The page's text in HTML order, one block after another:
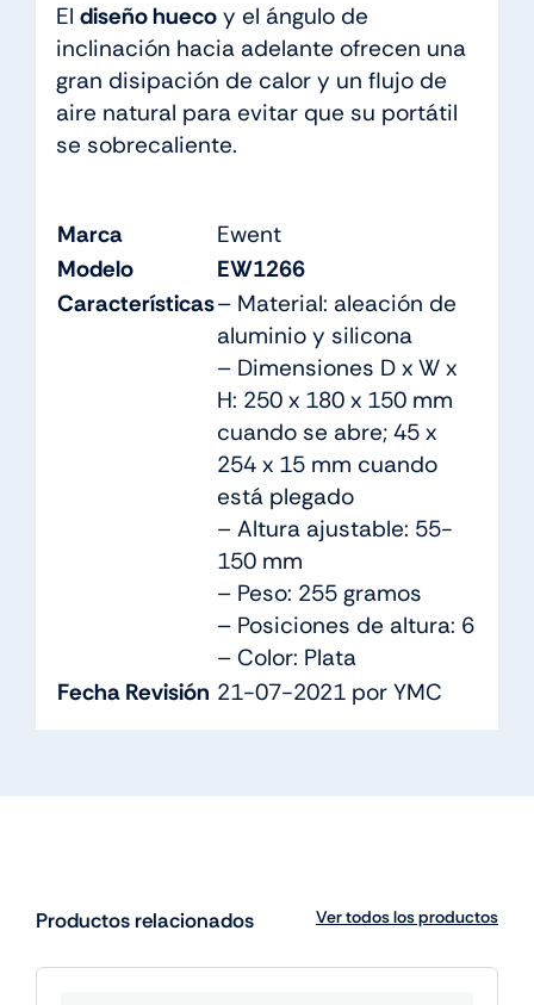
El diseño huecoy el ángulo de
inclinación hacia adelante ofrecen una
gran disipación de calor y un flujo de
aire natural para evitar que su portátil
se sobrecaliente.
Marca
Ewent
Modelo
EW1266
Características– Material: aleación de
aluminio y silicona
– Dimensiones D x W x
H: 250 x 180 x 150 mm
cuando se abre; 45 x
254 x 15 mm cuando
está plegado
– Altura ajustable: 55-
150 mm
– Peso: 255 gramos
– Posiciones de altura: 6
– Color: Plata
Fecha Revisión 21-07-2021 por YMC
Productos relacionados Ver todos los productos